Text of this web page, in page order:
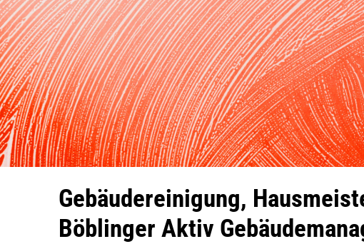
Gebäudereinigung,
Böblinger Aktiv